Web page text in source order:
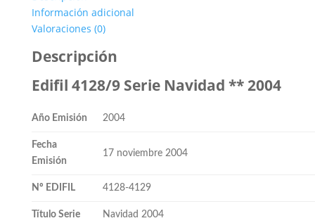
Información adicional
Valoraciones (0)
Descripción
Edifil 4128/9 Serie Navidad ** 2004
Año Emisión 2004
Fecha
Emisión
17 noviembre 2004
Nº EDIFIL 4128-4129
Título Serie Navidad 2004